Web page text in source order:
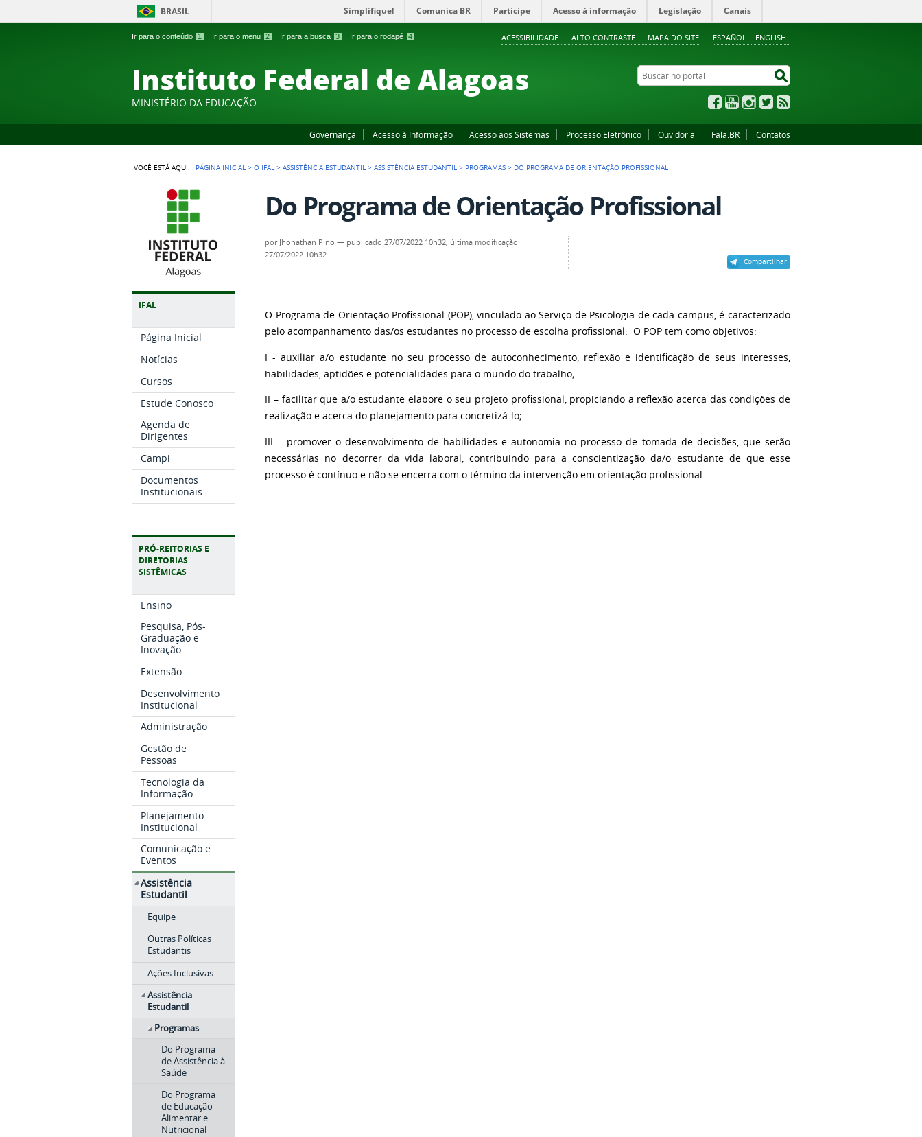
Ir para o conteúdo 1 Ir para o menu 2 Ir para a busca 3 Ir para o rodapé 4 ESPAÑOL ENGLISH
ACESSIBILIDADE ALTO CONTRASTE MAPA DO SITE
BRASIL Simplifique! Comunica BR Participe Acesso à informação Legislação Canais
Instituto Federal de Alagoas
MINISTÉRIO DA EDUCAÇÃO
Buscar no portal
FacebookYouTubeInstagram
Twitter
Governança Acesso à Informação Acesso aos Sistemas Processo Eletrônico Ouvidoria Fala.BR Contatos
VOCÊ ESTÁ AQUI: PÁGINA INICIAL >O IFAL >ASSISTÊNCIA ESTUDANTIL >ASSISTÊNCIA ESTUDANTIL > PROGRAMAS > DO PROGRAMA DE ORIENTAÇÃO PROFISSIONAL
IFAL
Página Inicial
Notícias
Cursos
Estude Conosco
Agenda de
Dirigentes
Campi
Documentos
Institucionais
PRÓ-REITORIAS E
DIRETORIAS
SISTÊMICAS
Ensino
Pesquisa, Pós-
Graduação e
Inovação
Extensão
Desenvolvimento
Institucional
Administração
Gestão de
Pessoas
Tecnologia da
Informação
Planejamento
Institucional
Comunicação e
Eventos
Assistência
Estudantil
Equipe
Outras Políticas
Estudantis
Ações Inclusivas
Assistência
Estudantil
Programas
Do Programa
de Assistência à
Saúde
Do Programa
de Educação
Alimentar e
Nutricional
Do Programa de Orientação Profissional
Compartilhar
por Jhonathan Pino — publicado 27/07/2022 10h32, última modificação
27/07/2022 10h32
O Programa de Orientação Profissional (POP), vinculado ao Serviço de Psicologia de cada campus, é caracterizado
pelo acompanhamento das/os estudantes no processo de escolha profissional. O POP tem como objetivos:
I - auxiliar a/o estudante no seu processo de autoconhecimento, reflexão e identificação de seus interesses,
habilidades, aptidões e potencialidades para o mundo do trabalho;
II – facilitar que a/o estudante elabore o seu projeto profissional, propiciando a reflexão acerca das condições de
realização e acerca do planejamento para concretizá-lo;
III – promover o desenvolvimento de habilidades e autonomia no processo de tomada de decisões, que serão
necessárias no decorrer da vida laboral, contribuindo para a conscientização da/o estudante de que esse
processo é contínuo e não se encerra com o término da intervenção em orientação profissional.